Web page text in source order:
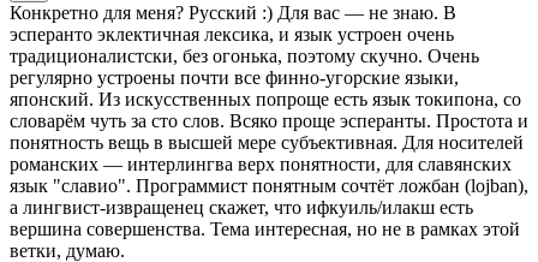
Конкретно для меня? Русский :) Для вас — не знаю. В
эсперанто эклектичная лексика, и язык устроен очень
традиционалистски, без огонька, поэтому скучно. Очень
регулярно устроены почти все финно-угорские языки,
японский. Из искусственных попроще есть язык токипона, со
словарём чуть за сто слов. Всяко проще эсперанты. Простота и
понятность вещь в высшей мере субъективная. Для носителей
романских — интерлингва верх понятности, для славянских
язык "славио". Программист понятным сочтёт ложбан (lojban),
а лингвист-извращенец скажет, что ифкуиль/илакш есть
вершина совершенства. Тема интересная, но не в рамках этой
ветки, думаю.